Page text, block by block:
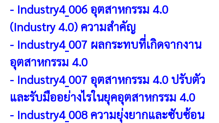
- Industry4_006 อุตสาหกรรม 4.0
(Industry 4.0) ความสำคัญ
- Industry4_007 ผลกระทบที่เกิดจากงาน
อุตสาหกรรม 4.0
- Industry4_007 อุตสาหกรรม 4.0 ปรับตัว
และรับมืออย่างไรในยุคอุตสาหกรรม 4.0
- Industry4_008 ความยุ่งยากและซับซ้อน